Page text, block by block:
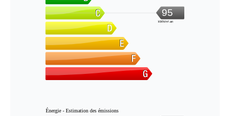
95
kWh/m².an
Énergie - Estimation des émissions